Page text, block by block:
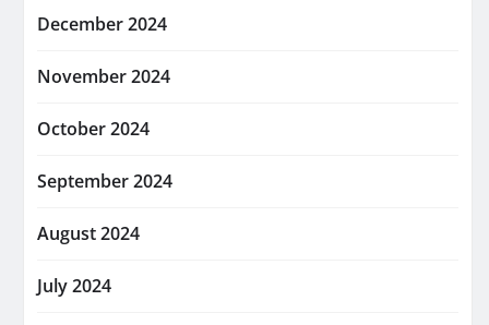
December 2024
November 2024
October 2024
September 2024
August 2024
July 2024